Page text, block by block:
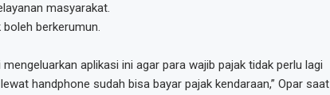
masyarakat.
berkerumun.
aplikasi ini agar para wajib pajak tidak perlu lagi
handphone sudah bisa bayar pajak kendaraan,” Opar saat